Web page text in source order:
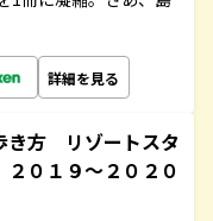
詳細を見る
き方 リゾートスタ
０１９～２０２０